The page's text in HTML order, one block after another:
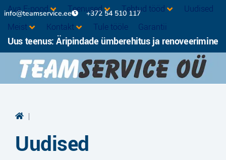
info@teamservice.ee +372 54 510 117
Ava E-pood Teenused Tehtud tööd
Uudised
Meist
Kontakt Tule tööle Garantii
Uus teenus: Äripindade ümberehitus ja renoveerimine
|
Uudised